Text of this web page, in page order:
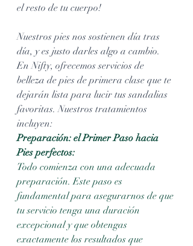
el resto de tu cuerpo!
Nuestros pies nos sostienen día tras
día, y es justo darles algo a cambio.
En Nifty, ofrecemos servicios de
belleza de pies de primera clase que te
dejarán lista para lucir tus sandalias
favoritas. Nuestros tratamientos
incluyen:
Preparación: el Primer Paso hacia
Pies perfectos:
Todo comienza con una adecuada
preparación. Este paso es
fundamental para asegurarnos de que
tu servicio tenga una duración
excepcional y que obtengas
exactamente los resultados que